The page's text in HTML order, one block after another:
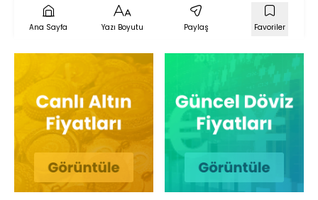
Ana Sayfa Yazı Boyutu Paylaş Favoriler